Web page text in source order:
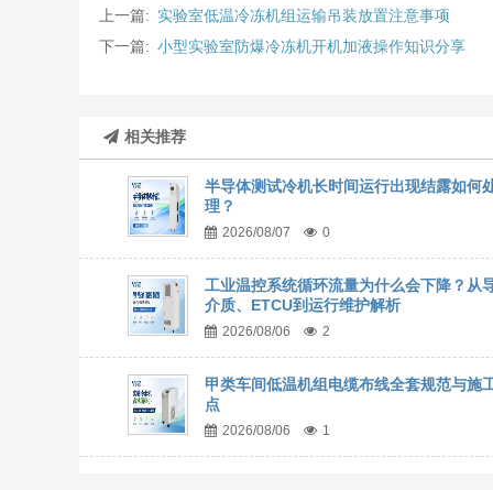
上一篇: 实验室低温冷冻机组运输吊装放置注意事项
下一篇: 小型实验室防爆冷冻机开机加液操作知识分享
相关推荐
半导体测试冷机长时间运行出现结露如何
理？
2026/08/07 0
工业温控系统循环流量为什么会下降？从
介质、ETCU到运行维护解析
2026/08/06 2
甲类车间低温机组电缆布线全套规范与施
点
2026/08/06 1